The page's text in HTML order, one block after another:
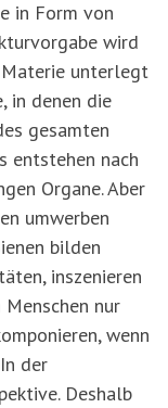
in Form von
wird
unterlegt
in denen die
gesamten
entstehen nach
Organe. Aber
umwerben
bilden
inszenieren
nur
wenn
der
Deshalb